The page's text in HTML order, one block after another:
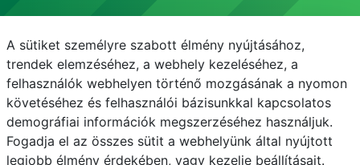
E-mail Telefonkönyv NEPTUN E-learning
A sütiket személyre szabott élmény nyújtásához,
trendek elemzéséhez, a webhely kezeléséhez, a
felhasználók webhelyen történő mozgásának a nyomon
követéséhez és felhasználói bázisunkkal kapcsolatos
demográfiai információk megszerzéséhez használjuk.
Fogadja el az összes sütit a webhelyünk által nyújtott
legjobb élmény érdekében, vagy kezelje beállításait.